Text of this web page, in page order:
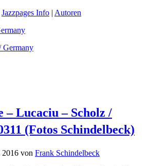
Jazzpages Info | Autoren
– Lucaciu – Scholz /
(Fotos Schindelbeck)
2016 von Frank Schindelbeck